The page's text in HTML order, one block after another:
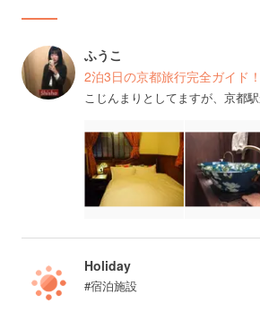
ふうこ
2泊3日の京都旅行完全ガイド
こじんまりとしてますが、京都
Holiday
#宿泊施設